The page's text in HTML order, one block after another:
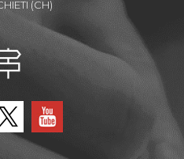
(CH)